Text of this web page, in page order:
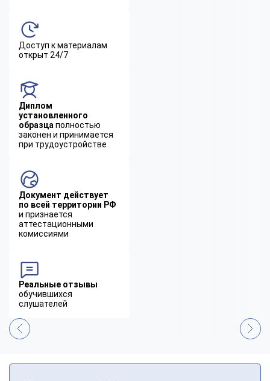
Доступ к материалам
открыт 24/7
Диплом
установленного
образца полностью
законен и принимается
при трудоустройстве
Документ действует
по всей территории РФ
и признается
аттестационными
комиссиями
Реальные отзывы
обучившихся
слушателей